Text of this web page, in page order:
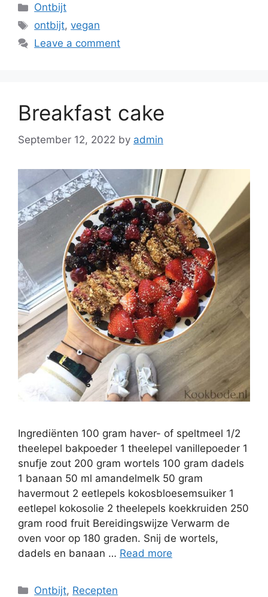
Ontbijt
ontbijt,vegan
Leave a comment
Breakfast cake
September 12, 2022 by admin
Ingrediënten 100 gram haver- of speltmeel 1/2
theelepel bakpoeder 1 theelepel vanillepoeder 1
snufje zout 200 gram wortels 100 gram dadels
1 banaan 50 ml amandelmelk 50 gram
havermout 2 eetlepels kokosbloesemsuiker 1
eetlepel kokosolie 2 theelepels koekkruiden 250
gram rood fruit Bereidingswijze Verwarm de
oven voor op 180 graden. Snij de wortels,
dadels en banaan … Read more
Ontbijt, Recepten